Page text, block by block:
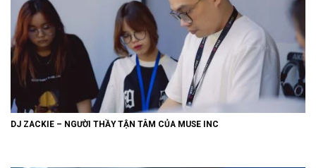
DJ ZACKIE – NGƯỜI THẦY TẬN TÂM CỦA MUSE INC